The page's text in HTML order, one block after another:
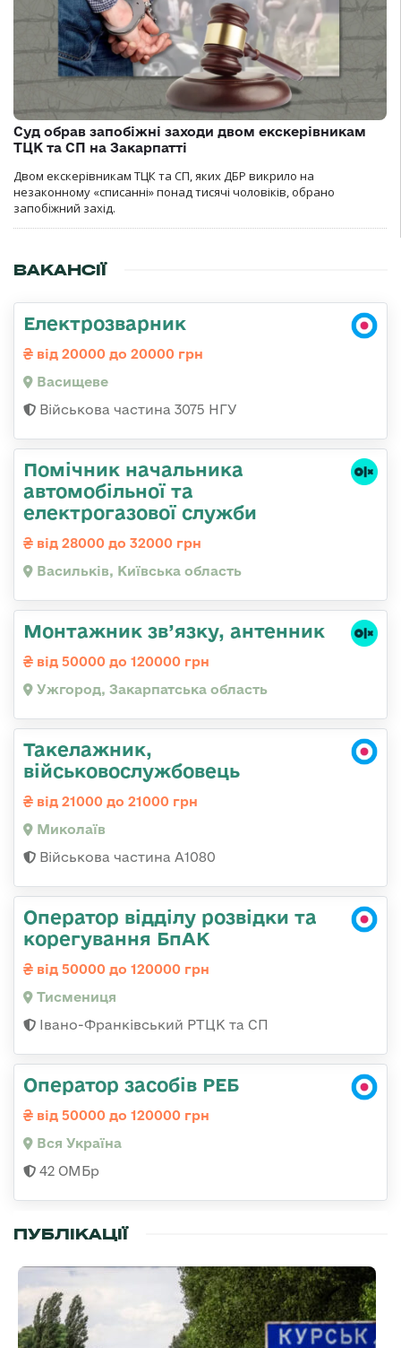
Суд обрав запобіжні заходи двом екскерівникам
ТЦК та СП на Закарпатті
Двом екскерівникам ТЦК та СП, яких ДБР викрило на
незаконному «списанні» понад тисячі чоловіків, обрано
запобіжний захід.
ВАКАНСІЇ
Електрозварник
від 20000 до 20000 грн
Васищеве
Військова частина 3075 НГУ
Помічник начальника
автомобільної та
електрогазової служби
від 28000 до 32000 грн
Васильків, Київська область
Монтажник зв’язку, антенник
від 50000 до 120000 грн
Ужгород, Закарпатська область
Такелажник,
військовослужбовець
від 21000 до 21000 грн
Миколаїв
Військова частина А1080
Оператор відділу розвідки та
корегування БпАК
від 50000 до 120000 грн
Тисмениця
Івано-Франківський РТЦК та СП
Оператор засобів РЕБ
від 50000 до 120000 грн
Вся Україна
42 ОМБр
ПУБЛІКАЦІЇ